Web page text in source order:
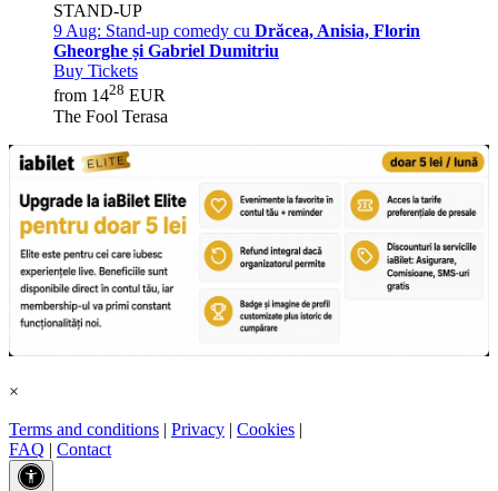
STAND-UP
9 Aug: Stand-up comedy cu Drăcea, Anisia, Florin
Gheorghe și Gabriel Dumitriu
Buy Tickets
from 1428 EUR
The Fool Terasa
×
Terms and conditions | Privacy | Cookies |
FAQ | Contact